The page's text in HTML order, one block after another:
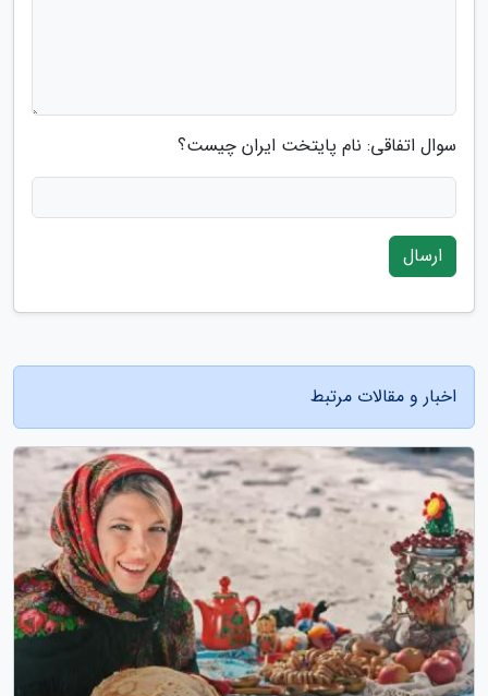
سوال اتفاقی: نام پایتخت ایران چیست؟
ارسال
اخبار و مقالات مرتبط